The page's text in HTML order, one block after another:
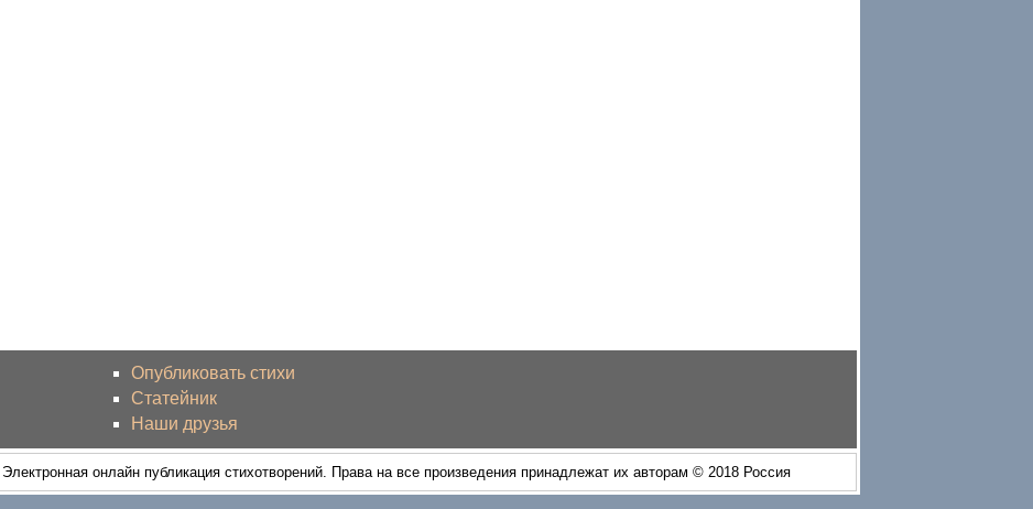
Опубликовать стихи
Статейник
Наши друзья
. Электронная онлайн публикация стихотворений. Права на все произведения принадлежат их авторам © 2018 Россия